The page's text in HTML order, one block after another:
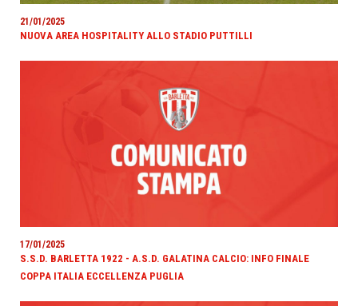
21/01/2025
NUOVA AREA HOSPITALITY ALLO STADIO PUTTILLI
17/01/2025
S.S.D. BARLETTA 1922 - A.S.D. GALATINA CALCIO: INFO FINALE
COPPA ITALIA ECCELLENZA PUGLIA